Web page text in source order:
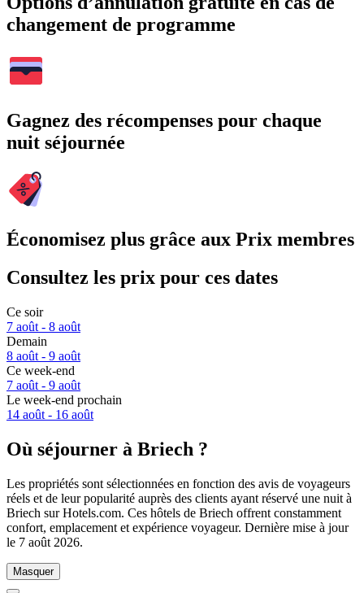
changement de programme
Gagnez des récompenses pour chaque
nuit séjournée
Économisez plus grâce aux Prix membres
Consultez les prix pour ces dates
Ce soir
7 août - 8 août
Demain
8 août - 9 août
Ce week-end
7 août - 9 août
Le week-end prochain
14 août - 16 août
Où séjourner à Briech ?
Les propriétés sont sélectionnées en fonction des avis de voyageurs
réels et de leur popularité auprès des clients ayant réservé une nuit à
Briech sur Hotels.com. Ces hôtels de Briech offrent constamment
confort, emplacement et expérience voyageur. Dernière mise à jour
le 7 août 2026.
Masquer